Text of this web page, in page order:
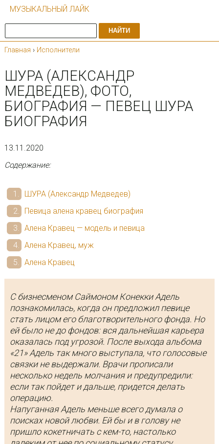
МУЗЫКАЛЬНЫЙ ЛАЙК
НАЙТИ
Главная › Исполнители
ШУРА (АЛЕКСАНДР
МЕДВЕДЕВ), ФОТО,
БИОГРАФИЯ — ПЕВЕЦ ШУРА
БИОГРАФИЯ
13.11.2020
Содержание:
ШУРА (Александр Медведев)
Певица алена кравец биография
Алена Кравец — модель и певица
Алена Кравец, муж
Алена Кравец
С бизнесменом Саймоном Конекки Адель
познакомилась, когда он предложил певице
стать лицом его благотворительного фонда. Но
ей было не до фондов: вся дальнейшая карьера
оказалась под угрозой. После выхода альбома
«21» Адель так много выступала, что голосовые
связки не выдержали. Врачи прописали
несколько недель молчания и предупредили:
если так пойдет и дальше, придется делать
операцию.
Напуганная Адель меньше всего думала о
поисках новой любви. Ей бы и в голову не
пришло кокетничать с кем-то, настолько